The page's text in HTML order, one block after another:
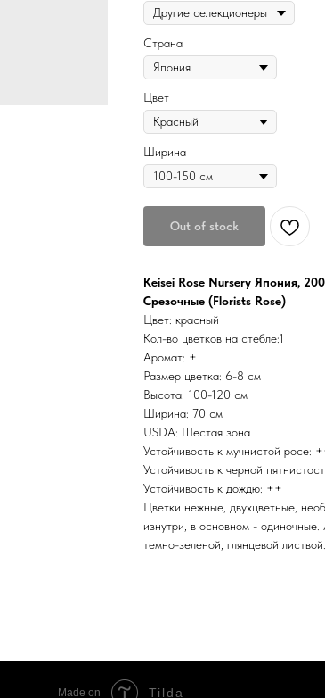
Страна
Цвет
Ширина
Out of stock
Keisei Rose Nursery Япония,
Срезочные (Florists Rose)
Цвет: красный
Кол-во цветков на стебле:1
Аромат: +
Размер цветка: 6-8 см
Высота: 100-120 см
Ширина: 70 см
USDA: Шестая зона
Устойчивость к мучнистой росе:
Устойчивость к черной
Устойчивость к дождю: ++
Цветки нежные, двухцветные,
изнутри, в основном -
темно-зеленой, глянцевой листвой.
Made on Tilda